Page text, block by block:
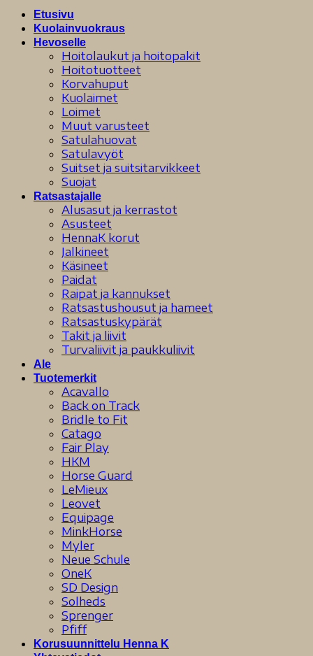
Etusivu
Kuolainvuokraus
Hevoselle
Hoitolaukut ja hoitopakit
Hoitotuotteet
Korvahuput
Kuolaimet
Loimet
Muut varusteet
Satulahuovat
Satulavyöt
Suitset ja suitsitarvikkeet
Suojat
Ratsastajalle
Alusasut ja kerrastot
Asusteet
HennaK korut
Jalkineet
Käsineet
Paidat
Raipat ja kannukset
Ratsastushousut ja hameet
Ratsastuskypärät
Takit ja liivit
Turvaliivit ja paukkuliivit
Ale
Tuotemerkit
Acavallo
Back on Track
Bridle to Fit
Catago
Fair Play
HKM
Horse Guard
LeMieux
Leovet
Equipage
MinkHorse
Myler
Neue Schule
OneK
SD Design
Solheds
Sprenger
Pfiff
Korusuunnittelu Henna K